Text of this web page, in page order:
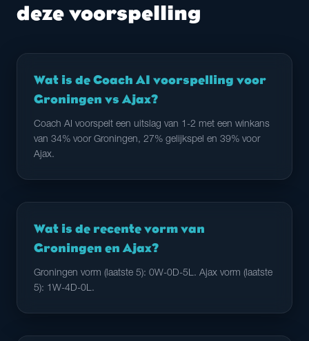
deze voorspelling
Wat is de Coach AI voorspelling voor
Groningen vs Ajax?
Coach AI voorspelt een uitslag van 1-2 met een winkans
van 34% voor Groningen, 27% gelijkspel en 39% voor
Ajax.
Wat is de recente vorm van
Groningen en Ajax?
Groningen vorm (laatste 5): 0W-0D-5L. Ajax vorm (laatste
5): 1W-4D-0L.